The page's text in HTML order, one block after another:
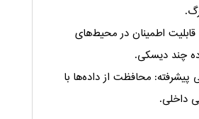
قابلیت اطمینان در محیط‌های
چند دیسکی.
پیشرفته: محافظت از داده‌ها با
داخلی.